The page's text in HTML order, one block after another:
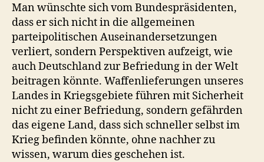
Man wünschte sich vom Bundespräsidenten,
dass er sich nicht in die allgemeinen
parteipolitischen Auseinandersetzungen
verliert, sondern Perspektiven aufzeigt, wie
auch Deutschland zur Befriedung in der Welt
beitragen könnte. Waffenlieferungen unseres
Landes in Kriegsgebiete führen mit Sicherheit
nicht zu einer Befriedung, sondern gefährden
das eigene Land, dass sich schneller selbst im
Krieg befinden könnte, ohne nachher zu
wissen, warum dies geschehen ist.